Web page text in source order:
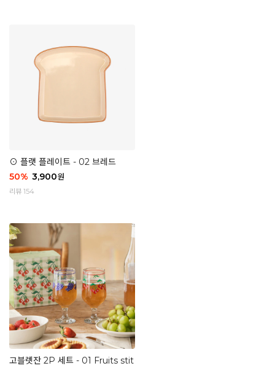
⊙ 플랫 플레이트 - 02 브레드
50% 3,900원
리뷰 154
고블렛잔 2P 세트 - 01 Fruits stit